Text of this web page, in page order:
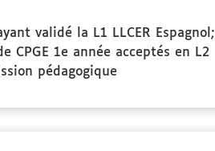
validé la L1 LLCER Espagnol;
CPGE 1e année acceptés en L2
pédagogique